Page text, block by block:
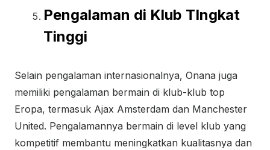
Pengalaman di Klub TIngkat
Tinggi
Selain pengalaman internasionalnya, Onana juga
memiliki pengalaman bermain di klub-klub top
Eropa, termasuk Ajax Amsterdam dan Manchester
United. Pengalamannya bermain di level klub yang
kompetitif membantu meningkatkan kualitasnya dan